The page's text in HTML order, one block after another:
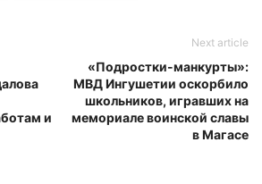
и
Next article
«Подростки-манкурты»:
МВД Ингушетии оскорбило
школьников, игравших на
мемориале воинской славы
в Магасе